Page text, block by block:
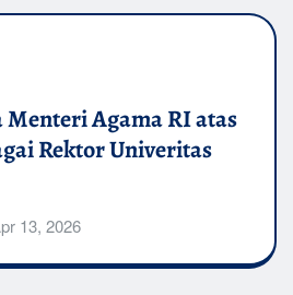
Menteri Agama RI atas
Rektor Univeritas
13, 2026